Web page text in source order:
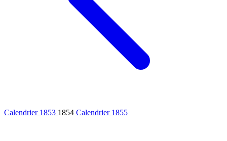
Calendrier 1853 1854 Calendrier 1855